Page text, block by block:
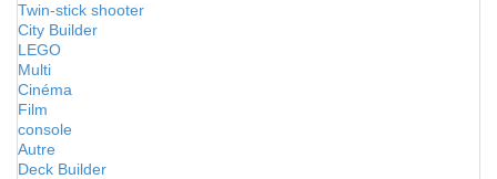
Twin-stick shooter
City Builder
LEGO
Multi
Cinéma
Film
console
Autre
Deck Builder